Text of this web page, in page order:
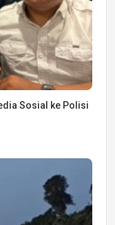
Sosial ke Polisi